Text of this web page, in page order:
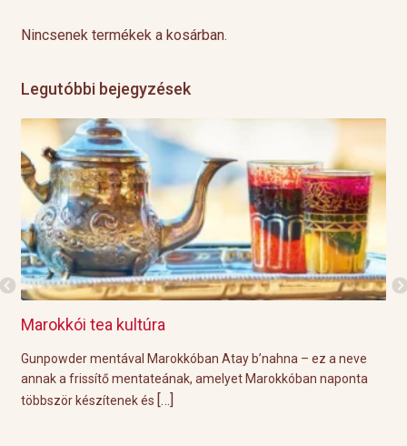
Nincsenek termékek a kosárban.
Legutóbbi bejegyzések
Marokkói tea kultúra
Gunpowder mentával Marokkóban Atay b’nahna – ez a neve
annak a frissítő mentateának, amelyet Marokkóban naponta
többször készítenek és […]